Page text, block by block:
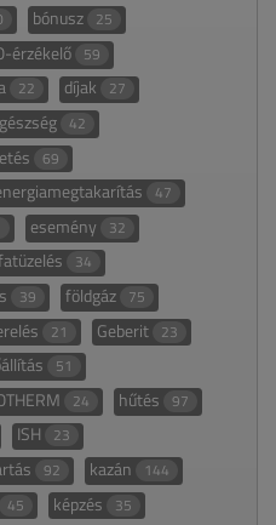
bónusz 25
érzékelő 59
22 díjak 27
42
69
47
esemény 32
34
39 földgáz 75
21 Geberit 23
51
24 hűtés 97
ISH 23
92 kazán 144
45 képzés 35